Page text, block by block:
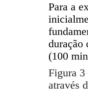
Para a
duração
(100
Figura 3
através